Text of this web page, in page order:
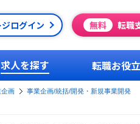
ログイン 無料 転職
求人を探す 転職お役
企画
事業企画/統括/開発・新規事業開発